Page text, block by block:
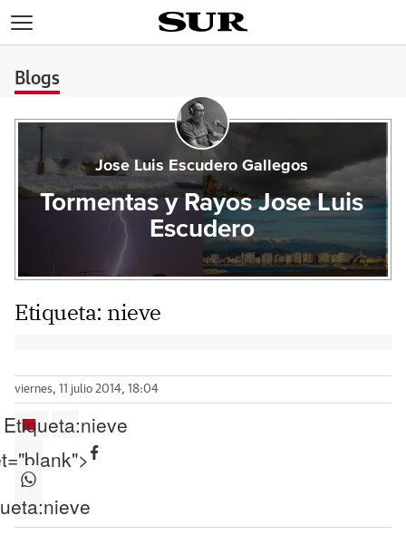
Blogs
Jose Luis Escudero Gallegos
Tormentas y Rayos Jose Luis
Escudero
Etiqueta: nieve
viernes, 11 julio 2014, 18:04
Etiqueta:nieve
nieve